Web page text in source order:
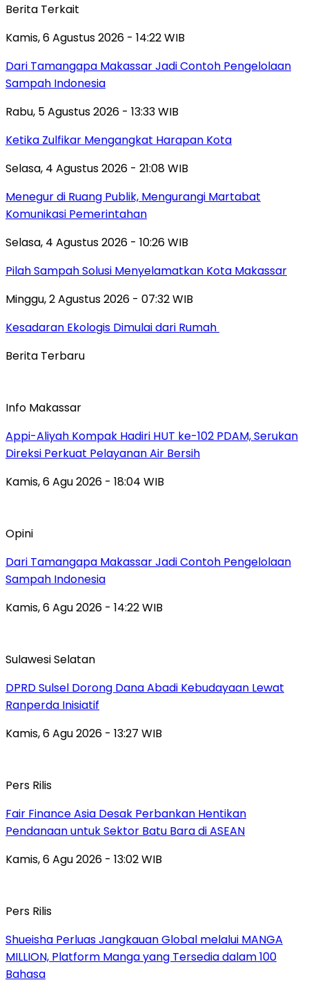
Berita Terkait
Kamis, 6 Agustus 2026 - 14:22 WIB
Dari Tamangapa Makassar Jadi Contoh Pengelolaan
Sampah Indonesia
Rabu, 5 Agustus 2026 - 13:33 WIB
Ketika Zulfikar Mengangkat Harapan Kota
Selasa, 4 Agustus 2026 - 21:08 WIB
Menegur di Ruang Publik, Mengurangi Martabat
Komunikasi Pemerintahan
Selasa, 4 Agustus 2026 - 10:26 WIB
Pilah Sampah Solusi Menyelamatkan Kota Makassar
Minggu, 2 Agustus 2026 - 07:32 WIB
Kesadaran Ekologis Dimulai dari Rumah
Berita Terbaru
Info Makassar
Appi-Aliyah Kompak Hadiri HUT ke-102 PDAM, Serukan
Direksi Perkuat Pelayanan Air Bersih
Kamis, 6 Agu 2026 - 18:04 WIB
Opini
Dari Tamangapa Makassar Jadi Contoh Pengelolaan
Sampah Indonesia
Kamis, 6 Agu 2026 - 14:22 WIB
Sulawesi Selatan
DPRD Sulsel Dorong Dana Abadi Kebudayaan Lewat
Ranperda Inisiatif
Kamis, 6 Agu 2026 - 13:27 WIB
Pers Rilis
Fair Finance Asia Desak Perbankan Hentikan
Pendanaan untuk Sektor Batu Bara di ASEAN
Kamis, 6 Agu 2026 - 13:02 WIB
Pers Rilis
Shueisha Perluas Jangkauan Global melalui MANGA
MILLION, Platform Manga yang Tersedia dalam 100
Bahasa